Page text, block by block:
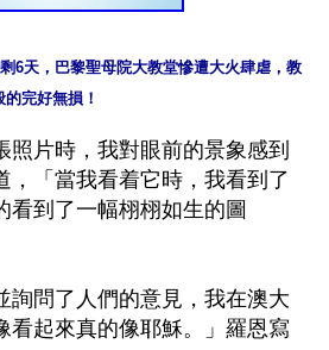
6天，巴黎聖母院大教堂慘遭大火肆虐，教
完好無損！
照片時，我對眼前的景象感到
，「當我看着它時，我看到了
看到了一幅栩栩如生的圖
詢問了人們的意見，我在澳大
看起來真的像耶穌。」羅恩寫